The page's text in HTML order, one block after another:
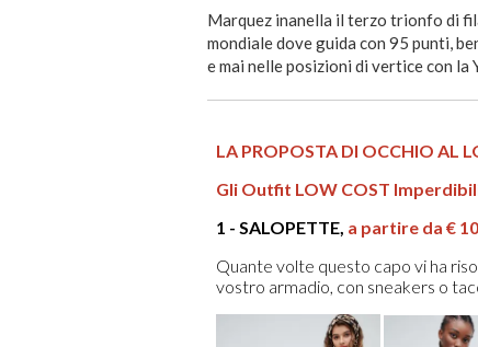
Marquez inanella il terzo trionfo di
mondiale dove guida con 95 punti,
e mai nelle posizioni di vertice con la